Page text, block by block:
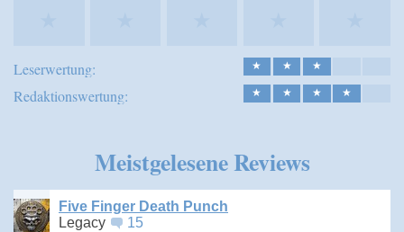
Leserwertung: ★ ★ ★
Redaktionswertung: ★ ★ ★ ★
Meistgelesene Reviews
Five Finger Death Punch
Legacy
15